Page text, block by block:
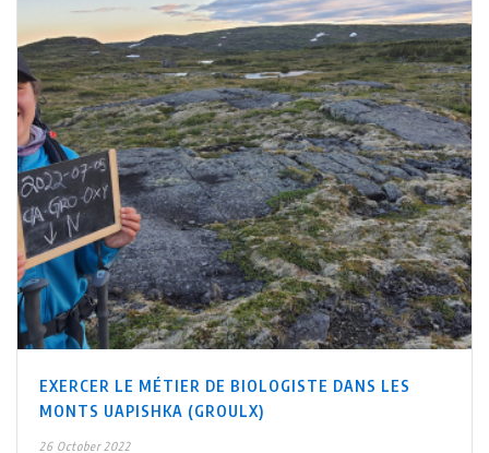
EXERCER LE MÉTIER DE BIOLOGISTE DANS LES
MONTS UAPISHKA (GROULX)
26 October 2022